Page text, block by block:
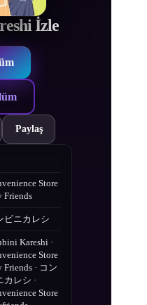
İzle
Paylaş
Store
Friends
ビニカレシ
Kareshi ·
Store
Friends · コン
カレシ ·
Store